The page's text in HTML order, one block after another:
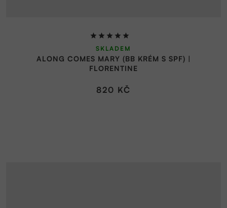
ALONG COMES MARY (BB KRÉM S SPF) |
FLORENTINE
Průměrné
hodnocení
produktu
je
SKLADEM
820 KČ